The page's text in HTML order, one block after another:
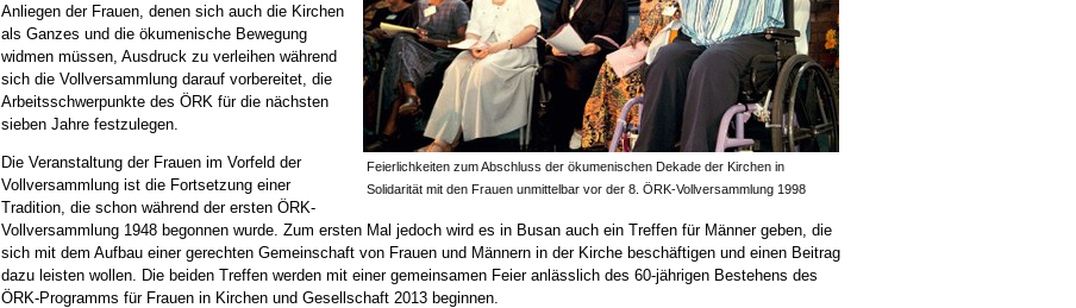
Feierlichkeiten zum Abschluss der ökumenischen Dekade der Kirchen in
Solidarität mit den Frauen unmittelbar vor der 8. ÖRK-Vollversammlung 1998
Anliegen der Frauen, denen sich auch die Kirchen
als Ganzes und die ökumenische Bewegung
widmen müssen, Ausdruck zu verleihen während
sich die Vollversammlung darauf vorbereitet, die
Arbeitsschwerpunkte des ÖRK für die nächsten
sieben Jahre festzulegen.
Die Veranstaltung der Frauen im Vorfeld der
Vollversammlung ist die Fortsetzung einer
Tradition, die schon während der ersten ÖRK-
Vollversammlung 1948 begonnen wurde. Zum ersten Mal jedoch wird es in Busan auch ein Treffen für Männer geben, die
sich mit dem Aufbau einer gerechten Gemeinschaft von Frauen und Männern in der Kirche beschäftigen und einen Beitrag
dazu leisten wollen. Die beiden Treffen werden mit einer gemeinsamen Feier anlässlich des 60-jährigen Bestehens des
ÖRK-Programms für Frauen in Kirchen und Gesellschaft 2013 beginnen.